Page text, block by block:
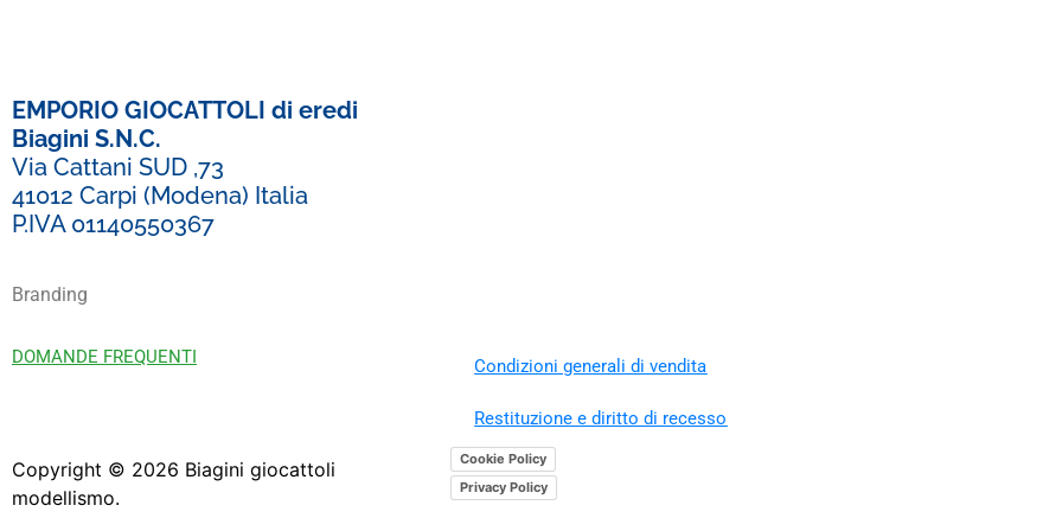
EMPORIO GIOCATTOLI di eredi
Biagini S.N.C.
Via Cattani SUD ,73
41012 Carpi (Modena) Italia
P.IVA 01140550367
Branding
DOMANDE FREQUENTI Condizioni generali di vendita
Restituzione e diritto di recesso
Copyright © 2026 Biagini giocattoli
modellismo.
Cookie Policy
Privacy Policy